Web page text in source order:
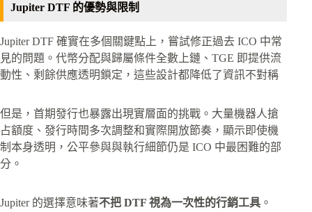
Jupiter DTF 的優勢與限制
Jupiter DTF 確實在多個關鍵點上，嘗試修正過去 ICO 中常
見的問題。代幣分配與歸屬條件全數上鏈、TGE 即提供流
動性、剩餘供應透明鎖定，這些設計都降低了資訊不對稱
但是，首期發行也暴露出現實層面的挑戰。大量機器人搶
占額度、發行時間多次調整和實際開放節奏，顯示即使機
制本身透明，公平參與與執行細節仍是 ICO 中最困難的部
分。
Jupiter 的選擇意味著不把 DTF 視為一次性的行銷工具 。